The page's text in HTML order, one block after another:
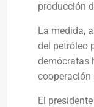
producción
La medida,
del petróleo
demócratas
cooperación
El